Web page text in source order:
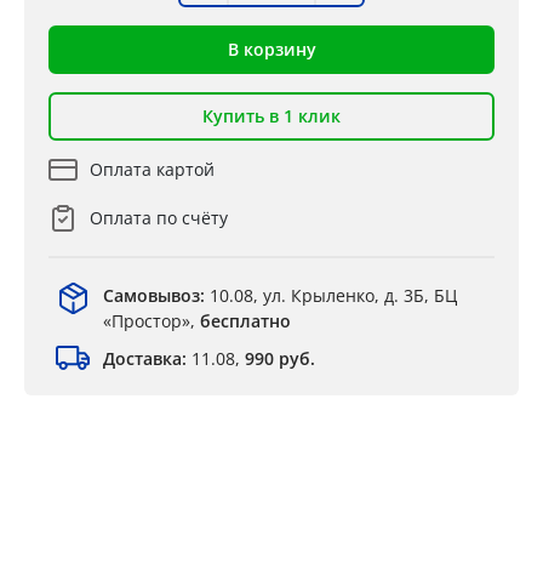
В корзину
Купить в 1 клик
Оплата картой
Оплата по счёту
Самовывоз: 10.08, ул. Крыленко, д. 3Б, БЦ
«Простор», бесплатно
Доставка: 11.08, 990 руб.